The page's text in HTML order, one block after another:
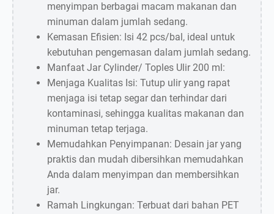
menyimpan berbagai macam makanan dan
minuman dalam jumlah sedang.
Kemasan Efisien: Isi 42 pcs/bal, ideal untuk
kebutuhan pengemasan dalam jumlah sedang.
Manfaat Jar Cylinder/ Toples Ulir 200 ml:
Menjaga Kualitas Isi: Tutup ulir yang rapat
menjaga isi tetap segar dan terhindar dari
kontaminasi, sehingga kualitas makanan dan
minuman tetap terjaga.
Memudahkan Penyimpanan: Desain jar yang
praktis dan mudah dibersihkan memudahkan
Anda dalam menyimpan dan membersihkan
jar.
Ramah Lingkungan: Terbuat dari bahan PET